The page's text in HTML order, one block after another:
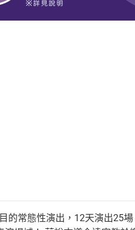
的常態性演出，12天演出25